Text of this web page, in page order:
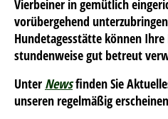
Vierbeiner in gemütlich
vorübergehend
Hundetagesstätte können
stundenweise gut betreut
Unter Newsfinden Sie
unseren regelmäßig